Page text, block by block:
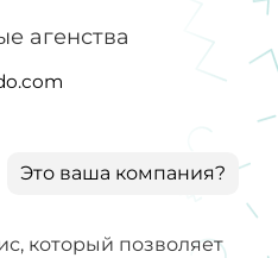
агенства
Это ваша компания?
который позволяет